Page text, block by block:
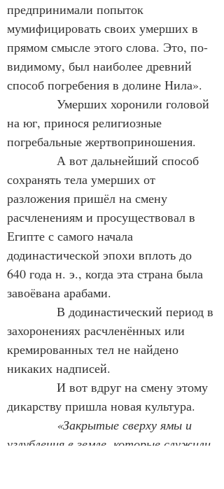
предпринимали попыток
мумифицировать своих умерших в
прямом смысле этого слова. Это, по-
видимому, был наиболее древний
способ погребения в долине Нила».
Умерших хоронили головой
на юг, принося религиозные
погребальные жертвоприношения.
А вот дальнейший способ
сохранять тела умерших от
разложения пришёл на смену
расчленениям и просуществовал в
Египте с самого начала
додинастической эпохи вплоть до
640 года н. э., когда эта страна была
завоёвана арабами.
В додинастический период в
захоронениях расчленённых или
кремированных тел не найдено
никаких надписей.
И вот вдруг на смену этому
дикарству пришла новая культура.
«Закрытые сверху ямы и
углубления в земле, которые служили